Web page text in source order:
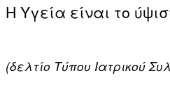
Η Υγεία είναι το
(δελτίο Τύπου Ιατρικού